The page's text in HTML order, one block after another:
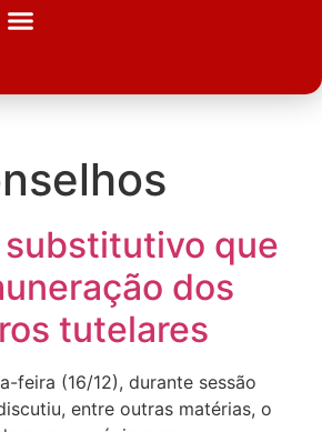
que
dos
tutelares
feira (16/12), durante sessão
entre outras matérias, o